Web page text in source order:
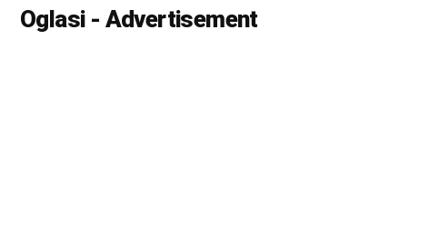
Oglasi - Advertisement